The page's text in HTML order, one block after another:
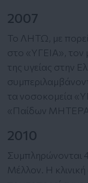
2007
Το ΛΗΤΩ, με
στο «ΥΓΕΙΑ», τον
της υγείας στην
τα νοσοκομεία
«Παίδων
2010
Μέλλον. Η κλινική